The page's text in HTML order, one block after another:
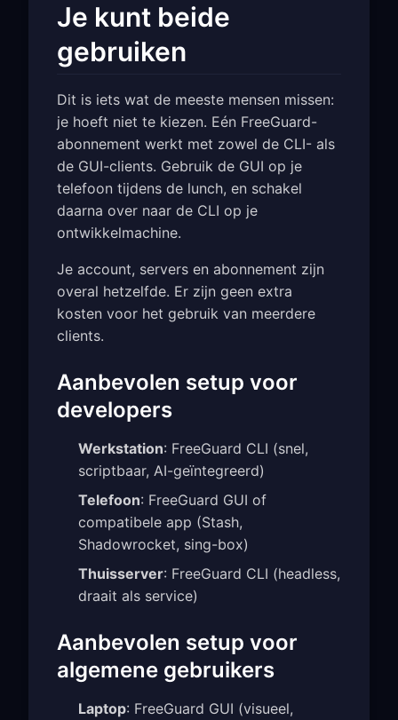
Je kunt beide
gebruiken
Dit is iets wat de meeste mensen missen:
je hoeft niet te kiezen. Eén FreeGuard-
abonnement werkt met zowel de CLI- als
de GUI-clients. Gebruik de GUI op je
telefoon tijdens de lunch, en schakel
daarna over naar de CLI op je
ontwikkelmachine.
Je account, servers en abonnement zijn
overal hetzelfde. Er zijn geen extra
kosten voor het gebruik van meerdere
clients.
Aanbevolen setup voor
developers
Werkstation: FreeGuard CLI (snel,
scriptbaar, AI-geïntegreerd)
Telefoon: FreeGuard GUI of
compatibele app (Stash,
Shadowrocket, sing-box)
Thuisserver: FreeGuard CLI (headless,
draait als service)
Aanbevolen setup voor
algemene gebruikers
Laptop: FreeGuard GUI (visueel,